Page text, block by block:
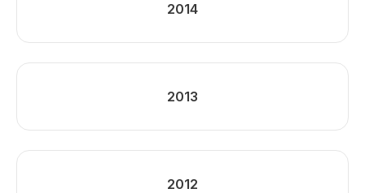
2014
2013
2012